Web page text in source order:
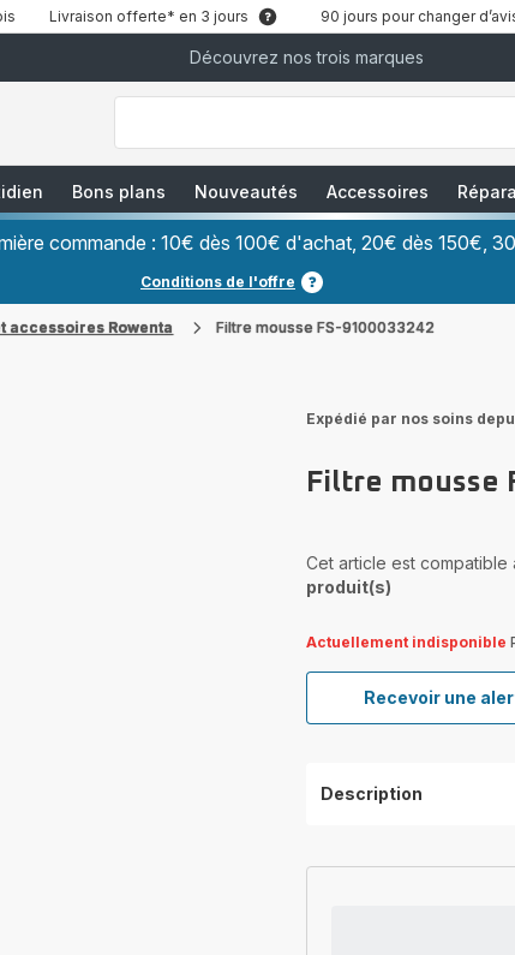
Livraison offerte* en 3 jours 90 jours pour changer
Découvrez nos trois marques
["Que
recherchez-
Café
Grains","Centrales
Vapeurs","Sèche
Bons plans Nouveautés Accessoires
commande : 10€ dès 100€ d'achat, 20€ dès 150€,
Conditions de l'offre
accessoires Rowenta Filtre mousse FS-9100033242
Expédié par nos soins
Filtre mousse
Cet article est compatible
produit(s)
Actuellement indisponible
Recevoir une
Description